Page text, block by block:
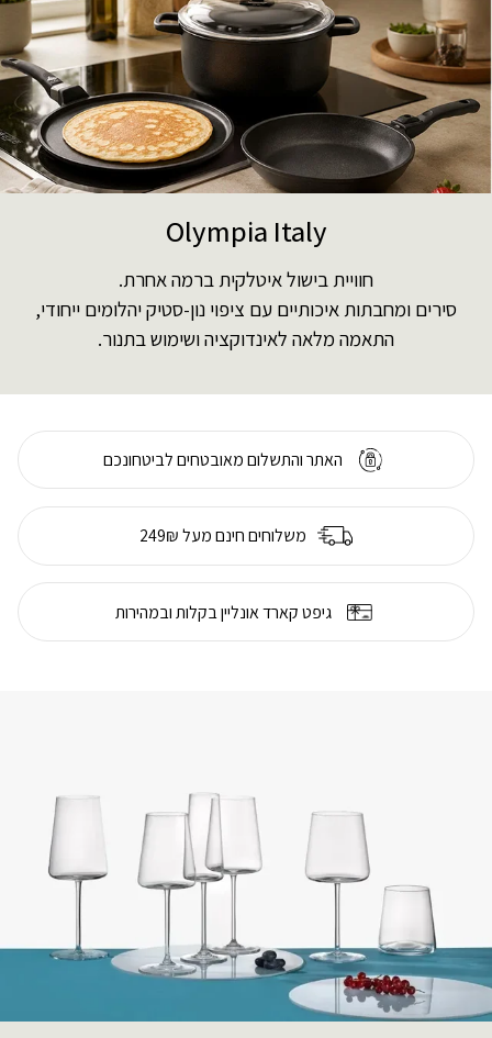
Olympia Italy
חוויית בישול איטלקית ברמה אחרת.
סירים ומחבתות איכותיים עם ציפוי נון-סטיק יהלומים ייחודי,
התאמה מלאה לאינדוקציה ושימוש בתנור.
האתר והתשלום מאובטחים לביטחונכם
משלוחים חינם מעל 249₪
גיפט קארד אונליין בקלות ובמהירות